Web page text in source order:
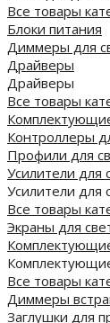
Все товары
Блоки питания
Диммеры для
Драйверы
Драйверы
Все товары
Контроллеры
Профили для
Усилители для
Усилители для
Все товары
Экраны для
Все товары
Диммеры
Заглушки для